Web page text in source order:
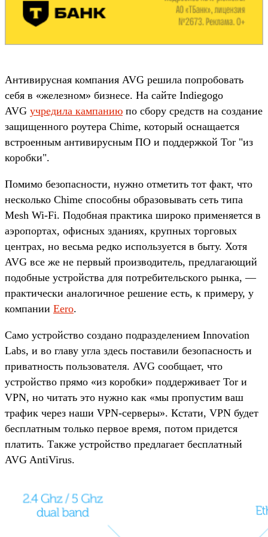
Антивирусная компания AVG решила попробовать
себя в «железном» бизнесе. На сайте Indiegogo
AVG учредила кампанию по сбору средств на создание
защищенного роутера Chime, который оснащается
встроенным антивирусным ПО и поддержкой Tor "из
коробки".
Помимо безопасности, нужно отметить тот факт, что
несколько Chime способны образовывать сеть типа
Mesh Wi-Fi. Подобная практика широко применяется в
аэропортах, офисных зданиях, крупных торговых
центрах, но весьма редко используется в быту. Хотя
AVG все же не первый производитель, предлагающий
подобные устройства для потребительского рынка, —
практически аналогичное решение есть, к примеру, у
компании Eero.
Само устройство создано подразделением Innovation
Labs, и во главу угла здесь поставили безопасность и
приватность пользователя. AVG сообщает, что
устройство прямо «из коробки» поддерживает Tor и
VPN, но читать это нужно как «мы пропустим ваш
трафик через наши VPN-серверы». Кстати, VPN будет
бесплатным только первое время, потом придется
платить. Также устройство предлагает бесплатный
AVG AntiVirus.